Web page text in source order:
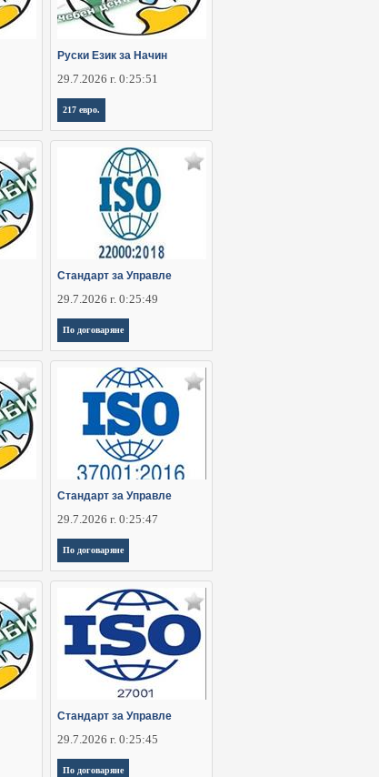
Руски Език за Начин
29.7.2026 г. 0:25:51
217 евро.
Стандарт за Управле
29.7.2026 г. 0:25:49
По договаряне
Стандарт за Управле
29.7.2026 г. 0:25:47
По договаряне
Стандарт за Управле
29.7.2026 г. 0:25:45
По договаряне